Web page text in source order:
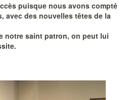
puisque nous avons compté
avec des nouvelles têtes de la
notre saint patron, on peut lui